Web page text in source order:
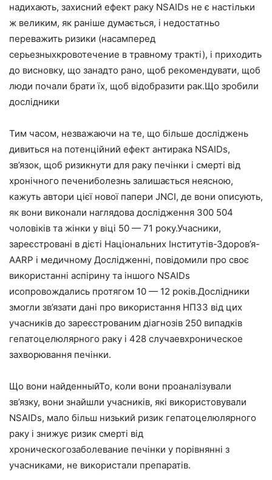
надихають, захисний ефект раку NSAIDs не є настільки
ж великим, як раніше думається, і недостатньо
переважить ризики (насамперед
серьезныхкровотечение в травному тракті), і приходить
до висновку, що занадто рано, щоб рекомендувати, щоб
люди почали брати їх, щоб відобразити рак.Що зробили
дослідники
Тим часом, незважаючи на те, що більше досліджень
дивиться на потенційний ефект антирака NSAIDs,
зв’язок, щоб ризикнути для раку печінки і смерті від
хронічного печениболезнь залишається неясною,
кажуть автори цієї нової папери JNCI, де вони описують,
як вони виконали наглядова дослідження 300 504
чоловіків та жінки у віці 50 — 71 року.Учасники,
зареєстровані в дієті Національних Інститутів-Здоров’я-
AARP і медичному Дослідженні, повідомили про своє
використанні аспірину та іншого NSAIDs
исопровождались протягом 10 — 12 років.Дослідники
змогли зв’язати дані про використання НПЗЗ від цих
учасників до зареєстрованим діагнозів 250 випадків
гепатоцелюлярного раку і 428 случаевхроническое
захворювання печінки.
Що вони найденныйТо, коли вони проаналізували
зв’язку, вони знайшли учасників, які використовували
NSAIDs, мало більш низький ризик гепатоцелюлярного
раку і знижує ризик смерті від
хроническогозаболевание печінки у порівнянні з
учасниками, не використали препаратів.